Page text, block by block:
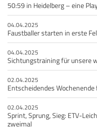
50:59 in Heidelberg – eine
04.04.2025
Faustballer starten in erste
04.04.2025
Sichtungstraining für unsere
02.04.2025
Entscheidendes
02.04.2025
Sprint, Sprung, Sieg: ETV-
zweimal